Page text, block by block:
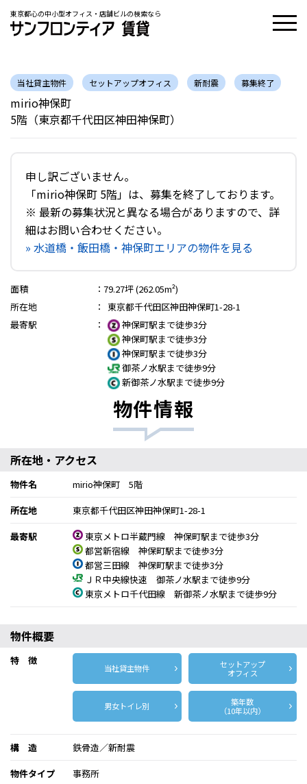
東京都心の中小型オフィス・店舗ビルの検索なら
当社貸主物件 セットアップオフィス 新耐震 募集終了
mirio神保町
5階（東京都千代田区神田神保町）
申し訳ございません。
「mirio神保町 5階」は、募集を終了しております。
※ 最新の募集状況と異なる場合がありますので、詳
細はお問い合わせください。
» 水道橋・飯田橋・神保町エリアの物件を見る
面積 ： 79.27坪 (262.05m²)
所在地
：
東京都千代田区神田神保町1-28-1
最寄駅
：
神保町駅まで徒歩3分
神保町駅まで徒歩3分
神保町駅まで徒歩3分
御茶ノ水駅まで徒歩9分
新御茶ノ水駅まで徒歩9分
物件情報
所在地・アクセス
物件名
mirio神保町 5階
所在地
東京都千代田区神田神保町1-28-1
最寄駅
東京メトロ半蔵門線 神保町駅まで徒歩3分
都営新宿線 神保町駅まで徒歩3分
都営三田線 神保町駅まで徒歩3分
ＪＲ中央線快速 御茶ノ水駅まで徒歩9分
東京メトロ千代田線 新御茶ノ水駅まで徒歩9分
物件概要
特 徴
当社貸主物件
セットアップ
オフィス
男女トイレ別
築年数
（10年以内）
構 造
鉄骨造／新耐震
物件タイプ
事務所